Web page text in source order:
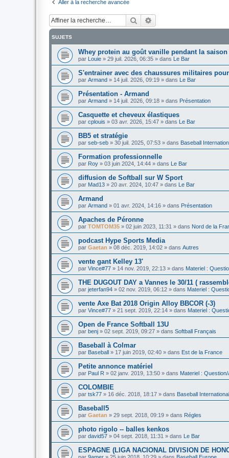
Aller à la recherche avancée
Rechercher
SUJETS
Whey protein au goût vanille pendant la saison
par Louie » 29 juil. 2026, 06:35 » dans Le Bar
S'entrainer avec des chaussures militaires
par Armand » 14 juil. 2026, 09:19 » dans Le Bar
Présentation - Armand
par Armand » 14 juil. 2026, 09:18 » dans Présentation
Casquette et cheveux élastiques
par cplouis » 03 avr. 2026, 15:47 » dans Le Bar
BB5 et stratégie
par seb-seb » 30 juil. 2025, 07:53 » dans Baseball
Formation professionnelle
par Roy » 03 juin 2024, 14:44 » dans Le Bar
diffusion de Softball sur W Sport
par Mad13 » 20 avr. 2024, 10:47 » dans Le Bar
Armand
par Armand » 01 avr. 2024, 14:16 » dans Présentation
Apaches de Péronne
par TOMTOM35 » 02 juin 2023, 11:31 » dans Nord de la
podcast Hype Sports Media
par Gaetan » 08 déc. 2019, 14:02 » dans Autres
vente gant Kelley 13'
par Vince#77 » 14 nov. 2019, 22:13 » dans Materiel :
THE DUGOUT DAY a Vannes le 30/11 (
par jeterfan94 » 02 nov. 2019, 06:12 » dans Materiel :
vente Axe Bat 2018 Origin Alloy BBCOR (-3)
par Vince#77 » 21 sept. 2019, 22:14 » dans Materiel :
Open de France Softball 13U
par benj » 02 sept. 2019, 09:27 » dans Softball Français
Baseball à Colmar
par Baseball » 17 juin 2019, 02:40 » dans Est de la France
Petite annonce matériel
par Paul R » 02 janv. 2019, 13:50 » dans Materiel :
COLOMBIE
par tsk77 » 16 déc. 2018, 18:17 » dans Baseball International
Baseball5
par Gaetan » 29 sept. 2018, 09:19 » dans Régles
photo rigolo -- balles kenkos
par david57 » 04 sept. 2018, 11:31 » dans Le Bar
ESPAGNE (LIGA NACIONAL DIVISION DE
par 9amer » 25 juin 2018, 10:29 » dans Baseball Europe